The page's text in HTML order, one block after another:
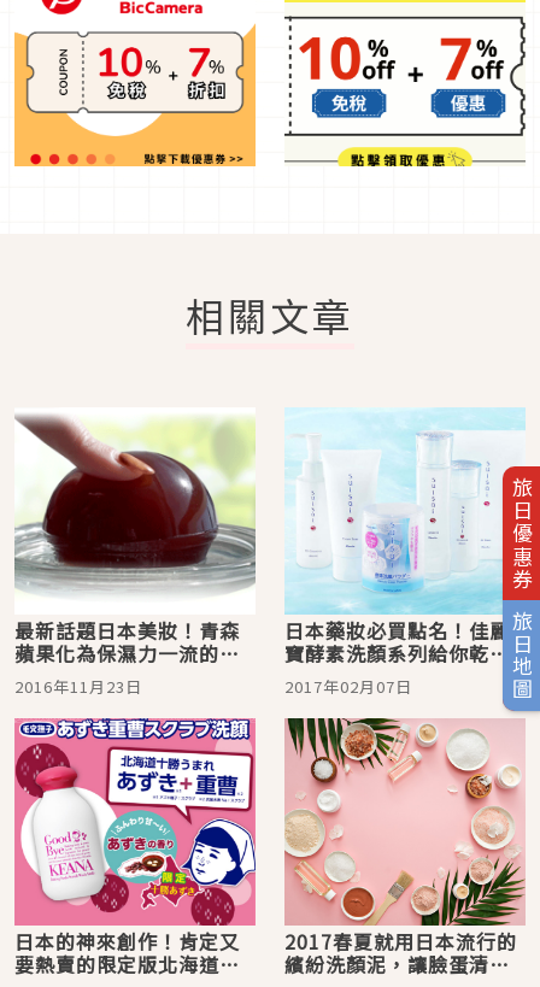
旅日優惠券
旅日地圖
相關文章
最新話題日本美妝！青森
蘋果化為保濕力一流的咕
溜咕溜洗顏球！
2016年11月23日
日本藥妝必買點名！佳麗
寶酵素洗顏系列給你乾淨
的水嫩肌！
2017年02月07日
日本的神來創作！肯定又
要熱賣的限定版北海道紅
2017春夏就用日本流行的
繽紛洗顏泥，讓臉蛋清潔